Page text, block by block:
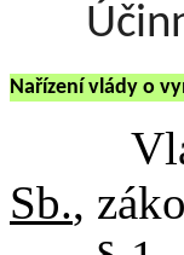
Nařízení vlády o
Vláda
Sb.,